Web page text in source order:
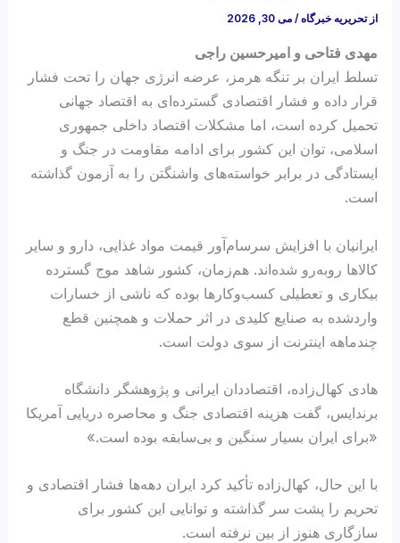
از تحریریه خبرگاه/می 30, 2026
مهدی فتاحی و امیرحسین راجی
تسلط ایران بر تنگه هرمز، عرضه انرژی جهان را تحت فشار
قرار داده و فشار اقتصادی گسترده‌ای به اقتصاد جهانی
تحمیل کرده است، اما مشکلات اقتصاد داخلی جمهوری
اسلامی، توان این کشور برای ادامه مقاومت در جنگ و
ایستادگی در برابر خواسته‌های واشنگتن را به آزمون گذاشته
است.
ایرانیان با افزایش سرسام‌آور قیمت مواد غذایی، دارو و سایر
کالاها روبه‌رو شده‌اند. هم‌زمان، کشور شاهد موج گسترده
بیکاری و تعطیلی کسب‌وکارها بوده که ناشی از خسارات
واردشده به صنایع کلیدی در اثر حملات و همچنین قطع
چندماهه اینترنت از سوی دولت است.
هادی کهال‌زاده، اقتصاددان ایرانی و پژوهشگر دانشگاه
برندایس، گفت هزینه اقتصادی جنگ و محاصره دریایی آمریکا
«برای ایران بسیار سنگین و بی‌سابقه بوده است.»
با این حال، کهال‌زاده تأکید کرد ایران دهه‌ها فشار اقتصادی و
تحریم را پشت سر گذاشته و توانایی این کشور برای
سازگاری هنوز از بین نرفته است.